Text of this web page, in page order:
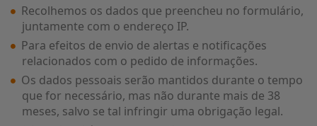
Recolhemos os dados que preencheu no formulário,
juntamente com o endereço IP.
Para efeitos de envio de alertas e notificações
relacionados com o pedido de informações.
Os dados pessoais serão mantidos durante o tempo
que for necessário, mas não durante mais de 38
meses, salvo se tal infringir uma obrigação legal.